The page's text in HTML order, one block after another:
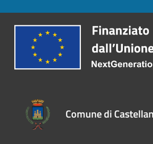
Comune di